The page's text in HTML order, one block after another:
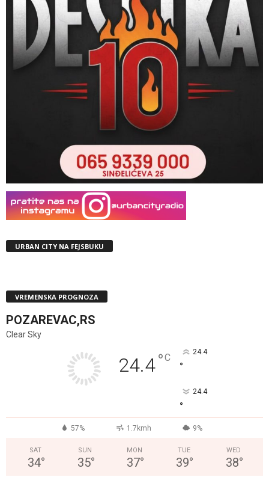
URBAN CITY NA FEJSBUKU
VREMENSKA PROGNOZA
POZAREVAC,RS
Clear Sky
24.4°C 24.4
°
24.4
°
57% 1.7kmh 9%
SAT
34°
SUN
35°
MON
37°
TUE
39°
WED
38°